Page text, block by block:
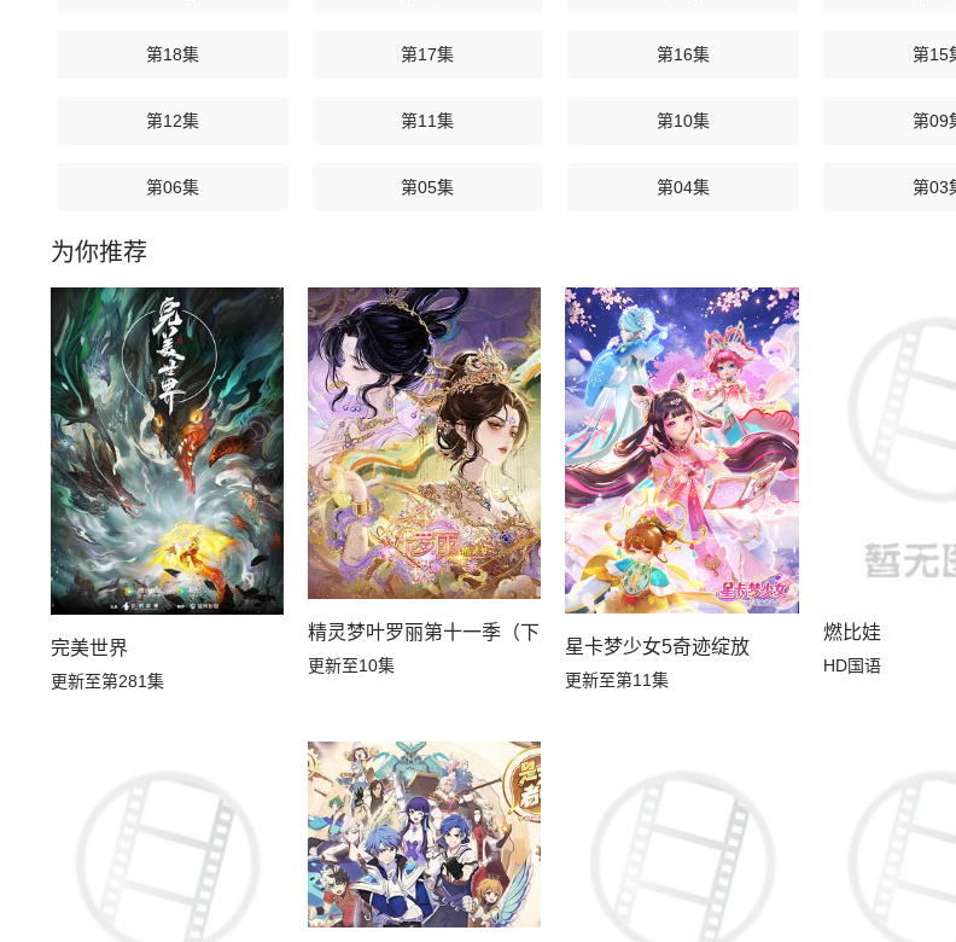
第18集 第17集 第16集 第15
第12集 第11集 第10集 第09
第06集 第05集 第04集 第03
为你推荐
完美世界
更新至第281集
精灵梦叶罗丽第十一季（下）
更新至10集
星卡梦少女5奇迹绽放
更新至第11集
燃比娃
HD国语